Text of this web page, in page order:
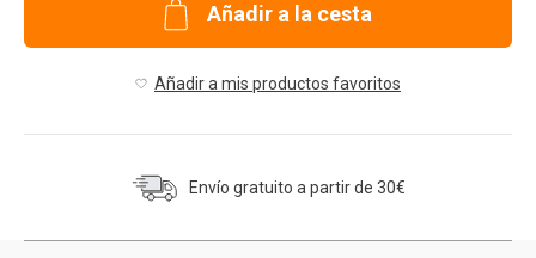
Añadir a la cesta
Añadir a mis productos favoritos
Envío gratuito a partir de 30€